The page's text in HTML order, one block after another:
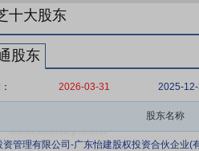
十大股东
股东
2026-03-31 2025-
股东名称
资管理有限公司-广东怡建股权投资合伙企业(